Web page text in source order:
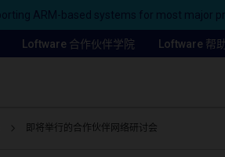
ARM-based systems for most major
Loftware 合作伙伴学院 Loftware 帮
即将举行的合作伙伴网络研讨会